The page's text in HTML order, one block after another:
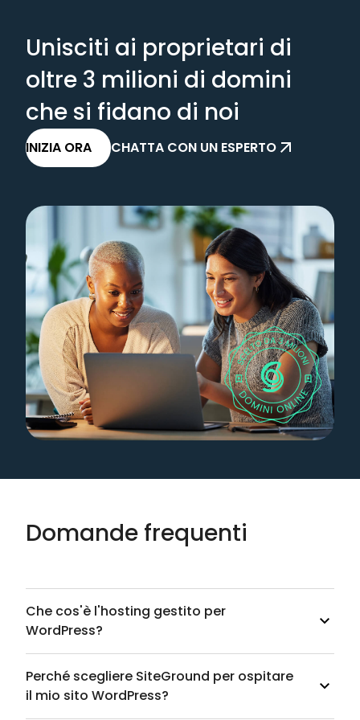
Unisciti ai proprietari di
oltre 3 milioni di domini
che si fidano di noi
INIZIA ORA CHATTA CON UN ESPERTO
Domande frequenti
Che cos'è l'hosting gestito per
WordPress?
Perché scegliere SiteGround per ospitare
il mio sito WordPress?